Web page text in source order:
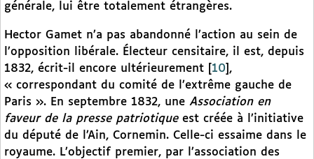
générale, lui être totalement étrangères.
Hector Gamet n’a pas abandonné l’action au sein de
l’opposition libérale. Électeur censitaire, il est, depuis
1832, écrit-il encore ultérieurement
10 ,
« correspondant du comité de l’extrême gauche de
Paris ». En septembre 1832, une Association en
faveur de la presse patriotiqueest créée à l’initiative
du député de l’Ain, Cornemin. Celle-ci essaime dans le
royaume. L’objectif premier, par l’association des